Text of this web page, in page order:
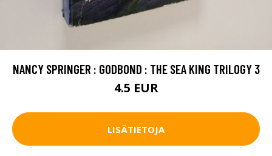
NANCY SPRINGER : GODBOND : THE SEA KING TRILOGY 3
4.5 EUR
LISÄTIETOJA